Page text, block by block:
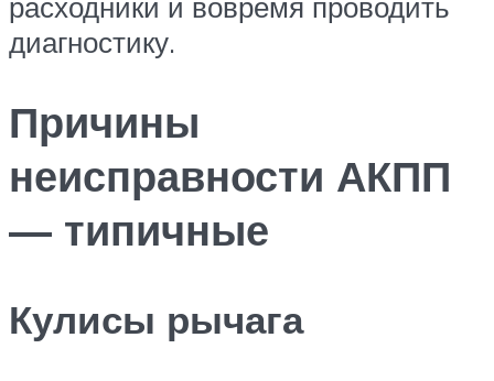
диагностику.
Причины
неисправности АКПП
— типичные
Кулисы рычага